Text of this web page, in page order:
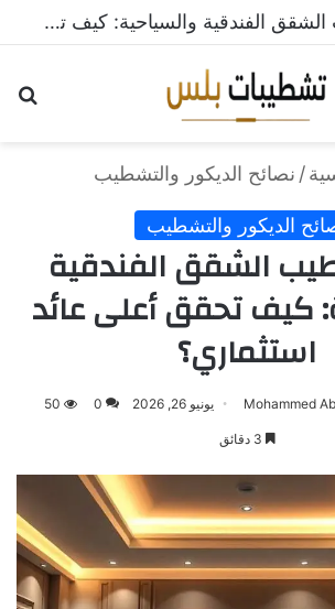
دليل تشطيب الشقق الفندقية والسياحية: كيف تحقق أعلى عائد استثماري؟
/ نصائح الديكور والتشطيب
الديكور والتشطيب
الشقق الفندقية
كيف تحقق أعلى عائد
استثماري؟
Mohammed يونيو 26, 2026 0
50